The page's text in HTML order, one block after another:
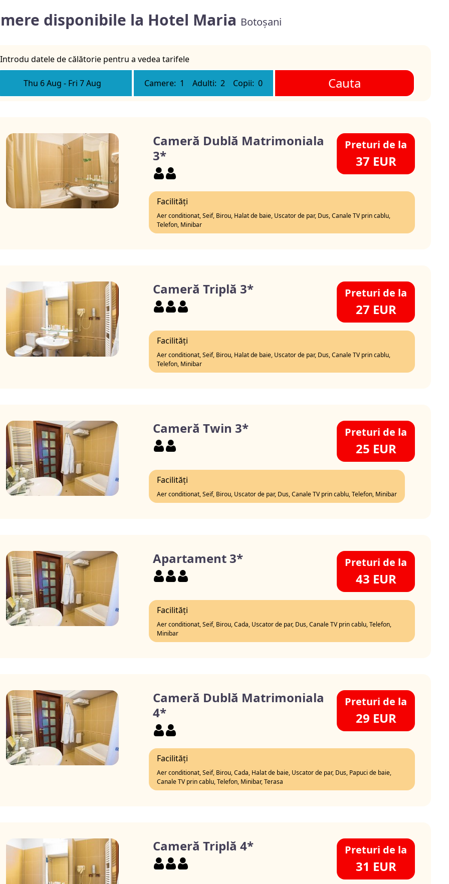
disponibile la Hotel Maria Botoșani
Introdu datele de călătorie pentru a vedea tarifele
Thu 6 Aug - Fri 7 Aug Camere: 1 Adulti: 2 Copii: 0 Cauta
Cameră Dublă Matrimoniala
3*
Preturi de la
37 EUR
Facilități
Aer conditionat, Seif, Birou, Halat de baie, Uscator de par, Dus, Canale TV prin cablu,
Telefon, Minibar
Cameră Triplă 3* Preturi de la
27 EUR
Facilități
Aer conditionat, Seif, Birou, Halat de baie, Uscator de par, Dus, Canale TV prin cablu,
Telefon, Minibar
Cameră Twin 3* Preturi de la
25 EUR
Facilități
Aer conditionat, Seif, Birou, Uscator de par, Dus, Canale TV prin cablu, Telefon, Minibar
Apartament 3* Preturi de la
43 EUR
Facilități
Aer conditionat, Seif, Birou, Cada, Uscator de par, Dus, Canale TV prin cablu, Telefon,
Minibar
Cameră Dublă Matrimoniala
4*
Preturi de la
29 EUR
Facilități
Aer conditionat, Seif, Birou, Cada, Halat de baie, Uscator de par, Dus, Papuci de baie,
Canale TV prin cablu, Telefon, Minibar, Terasa
Cameră Triplă 4* Preturi de la
31 EUR